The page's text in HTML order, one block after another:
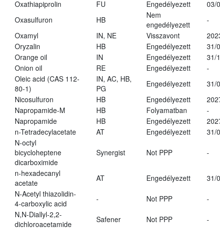
Oxathiapiprolin
FU Engedélyezett
03/
Oxasulfuron
HB
Nem
engedélyezett
-
Oxamyl
IN, NE Visszavont
Oryzalin
HB Engedélyezett
31/
Orange oil
IN Engedélyezett
31/
Onion oil
RE Engedélyezett
-
Oleic acid (CAS 112-
80-1)
IN, AC, HB,
PG
Engedélyezett
31/
Nicosulfuron
HB Engedélyezett
Napropamide-M
HB Folyamatban
-
Napropamide
HB Engedélyezett
n-Tetradecylacetate
AT Engedélyezett
31/
N-octyl
bicycloheptene
dicarboximide
Synergist Not PPP -
n-hexadecanyl
acetate
AT Engedélyezett
31/
N-Acetyl thiazolidin-
4-carboxylic acid
- Not PPP
-
N,N-Diallyl-2,2-
dichloroacetamide
Safener Not PPP
-